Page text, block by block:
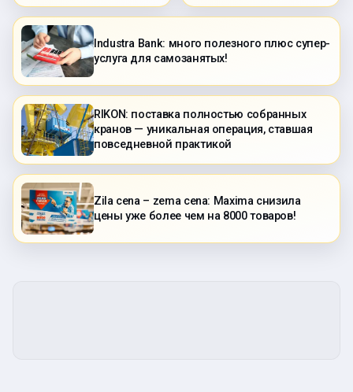
Industra Bank: много полезного плюс супер-
услуга для самозанятых!
RIKON: поставка полностью собранных
кранов — уникальная операция, ставшая
повседневной практикой
Zila cena – zema cena: Maxima снизила
цены уже более чем на 8000 товаров!